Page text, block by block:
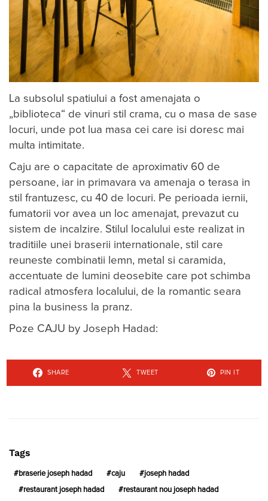
La subsolul spatiului a fost amenajata o
„biblioteca“ de vinuri stil crama, cu o masa de sase
locuri, unde pot lua masa cei care isi doresc mai
multa intimitate.
Caju are o capacitate de aproximativ 60 de
persoane, iar in primavara va amenaja o terasa in
stil frantuzesc, cu 40 de locuri. Pe perioada iernii,
fumatorii vor avea un loc amenajat, prevazut cu
sistem de incalzire. Stilul localului este realizat in
traditiile unei braserii internationale, stil care
reuneste combinatii lemn, metal si caramida,
accentuate de lumini deosebite care pot schimba
radical atmosfera localului, de la romantic seara
pina la business la pranz.
Poze CAJU by Joseph Hadad:
SHARE TWEET PIN IT
Tags
braserie joseph hadad caju joseph hadad
restaurant joseph hadad restaurant nou joseph hadad